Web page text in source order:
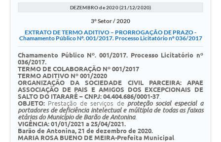
DEZEMBRO de 2020 (21/12/2020)
3° Setor / 2020
EXTRATO DE TERMO ADITIVO – PRORROGAÇÃO DE PRAZO -
Chamamento Público Nº. 001/2017. Processo Licitatório nº 036/2017
Chamamento Público Nº. 001/2017. Processo Licitatório nº
036/2017.
TERMO DE COLABORAÇÃO Nº 001/2017
TERMO ADITIVO Nº 001/2020
ORGANIZAÇÃO DA SOCIEDADE CIVIL PARCEIRA:
APAE
ASSOCIAÇÃO DE PAIS E AMIGOS DOS EXCEPCIONAIS DE
SALTO DO ITARARÉ – CNPJ: 04.404.686/0001-37
OBJETO: Prestação de serviços de proteção social especial a
portadores de deficiência intelectual e múltipla de todas as faixas
etárias do Município de Barão de Antonina.
VIGÊNCIA: 01/01/2021 a 25/04/2021.
Barão de Antonina, 21 de dezembro de 2020.
MARIA ROSA BUENO DE MEIRA-Prefeita Municipal